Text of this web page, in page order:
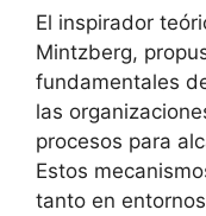
El inspirador
Mintzberg,
fundamentales
las
procesos para
Estos
tanto en